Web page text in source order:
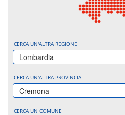
CERCA UN'ALTRA REGIONE
Lombardia
CERCA UN'ALTRA PROVINCIA
Cremona
CERCA UN COMUNE